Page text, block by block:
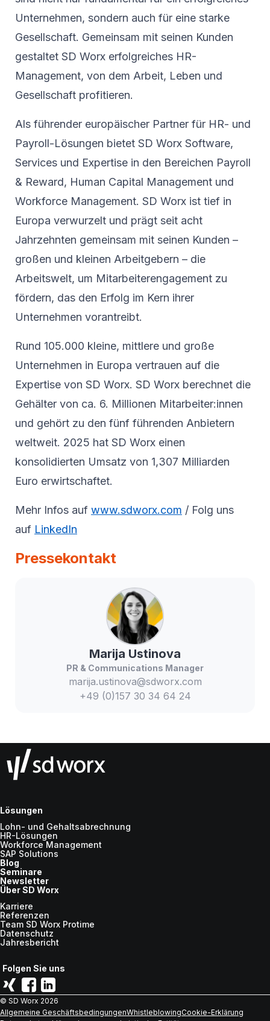
Unternehmen, sondern auch für eine starke
Gesellschaft. Gemeinsam mit seinen Kunden
gestaltet SD Worx erfolgreiches HR-
Management, von dem Arbeit, Leben und
Gesellschaft profitieren.
Als führender europäischer Partner für HR- und
Payroll-Lösungen bietet SD Worx Software,
Services und Expertise in den Bereichen Payroll
& Reward, Human Capital Management und
Workforce Management. SD Worx ist tief in
Europa verwurzelt und prägt seit acht
Jahrzehnten gemeinsam mit seinen Kunden –
großen und kleinen Arbeitgebern – die
Arbeitswelt, um Mitarbeiterengagement zu
fördern, das den Erfolg im Kern ihrer
Unternehmen vorantreibt.
Rund 105.000 kleine, mittlere und große
Unternehmen in Europa vertrauen auf die
Expertise von SD Worx. SD Worx berechnet die
Gehälter von ca. 6. Millionen Mitarbeiter:innen
und gehört zu den fünf führenden Anbietern
weltweit. 2025 hat SD Worx einen
konsolidierten Umsatz von 1,307 Milliarden
Euro erwirtschaftet.
Mehr Infos auf www.sdworx.com / Folg uns
auf LinkedIn
Pressekontakt
Marija Ustinova
PR & Communications Manager
marija.ustinova@sdworx.com
+49 (0)157 30 34 64 24
Lösungen
Lohn- und Gehaltsabrechnung
HR-Lösungen
Workforce Management
SAP Solutions
Blog
Seminare
Newsletter
Über SD Worx
Karriere
Referenzen
Team SD Worx Protime
Datenschutz
Jahresbericht
Folgen Sie uns
© SD Worx 2026
Allgemeine GeschäftsbedingungenWhistleblowingCookie-Erklärung